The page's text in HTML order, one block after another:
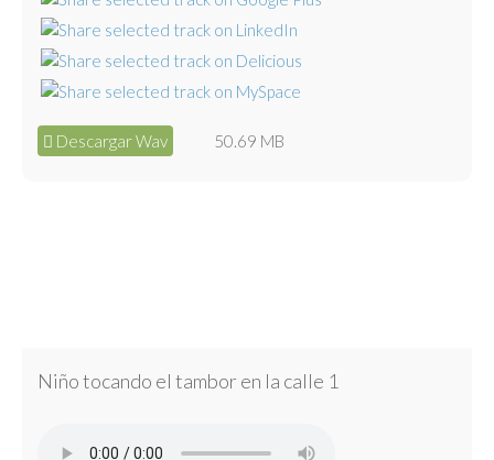
Descargar Wav 50.69 MB
Niño tocando el tambor en la calle 1